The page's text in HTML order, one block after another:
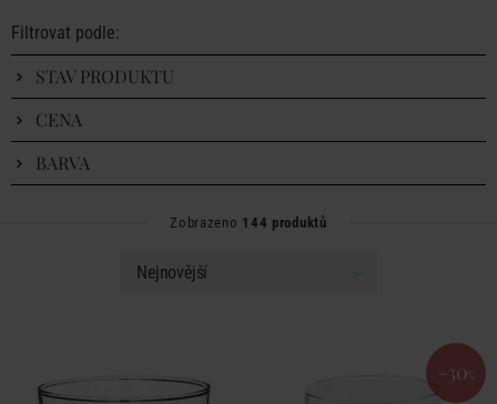
Filtrovat podle:
STAV PRODUKTU
CENA
BARVA
Zobrazeno 144 produktů
-30 %